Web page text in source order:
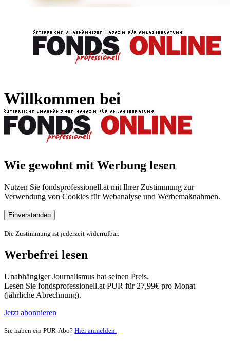
Willkommen bei
Wie gewohnt mit Werbung lesen
Nutzen Sie fondsprofessionell.at mit Ihrer Zustimmung zur
Verwendung von Cookies für Webanalyse und Werbemaßnahmen.
Einverstanden
Die Zustimmung ist jederzeit widerrufbar.
Werbefrei lesen
Unabhängiger Journalismus hat seinen Preis.
Lesen Sie fondsprofessionell.at PUR für 27,99€ pro Monat
(jährliche Abrechnung).
Jetzt abonnieren
Sie haben ein PUR-Abo? Hier anmelden.